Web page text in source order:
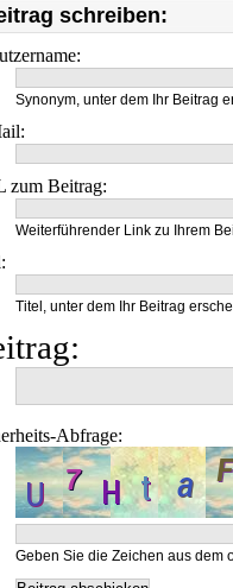
schreiben:
Synonym, unter dem Ihr Beitrag
zum Beitrag:
Weiterführender Link zu Ihrem
Titel, unter dem Ihr Beitrag
Abfrage:
Geben Sie die Zeichen aus dem